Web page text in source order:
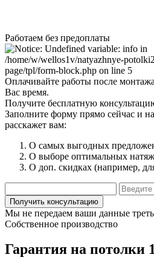
Работаем без предоплаты
Оплачивайте работы после
Вас время.
Получите бесплатную
Заполните форму прямо сейчас и
расскажет вам:
О самых выгодных
О выборе оптимальных
О доп. скидках (например,
Мы не передаем ваши данные
Собственное производство
Гарантия на потолки